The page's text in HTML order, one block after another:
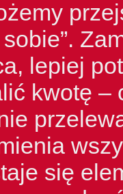
sobie”.
lepiej
kwotę
się